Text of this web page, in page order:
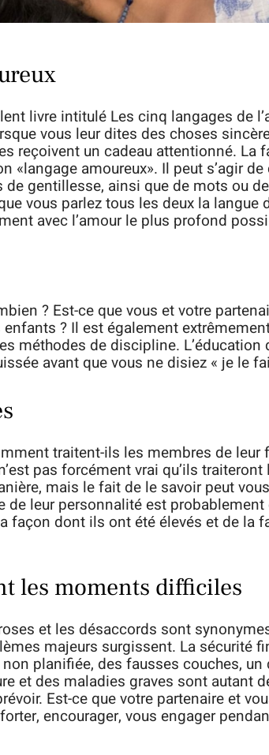
livre intitulé Les cinq langages de
vous leur dites des choses
reçoivent un cadeau attentionné. La
«langage amoureux». Il peut s’agir
de gentillesse, ainsi que de mots ou
vous parlez tous les deux la langue
avec l’amour le plus profond
? Est-ce que vous et votre
? Il est également
méthodes de discipline.
avant que vous ne disiez « je le
traitent-ils les membres de
pas forcément vrai qu’ils
mais le fait de le savoir peut
de leur personnalité est
façon dont ils ont été élevés et de la
les moments difficiles
et les désaccords sont
majeurs surgissent. La sécurité
planifiée, des fausses couches,
et des maladies graves sont autant
Est-ce que votre partenaire et
encourager, vous engager